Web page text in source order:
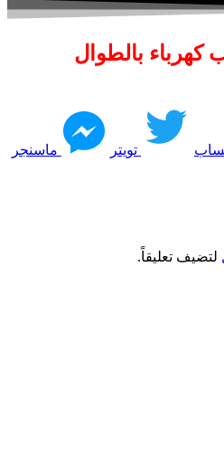
كهرباء بالطوال
تويتر ماسنجر
لتضيف تعليقاً.